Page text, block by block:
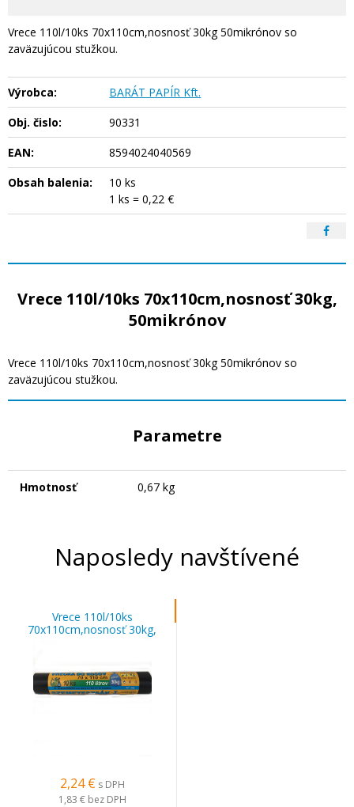
Vrece 110l/10ks 70x110cm,nosnosť 30kg 50mikrónov so
zaväzujúcou stužkou.
Výrobca:
BARÁT PAPÍR Kft.
Obj. čislo:
90331
EAN:
8594024040569
Obsah balenia:
10 ks
1 ks = 0,22 €
Vrece 110l/10ks 70x110cm,nosnosť 30kg,
50mikrónov
Vrece 110l/10ks 70x110cm,nosnosť 30kg 50mikrónov so
zaväzujúcou stužkou.
Parametre
Hmotnosť 0,67 kg
Naposledy navštívené
Vrece 110l/10ks
70x110cm,nosnosť 30kg,
2,24 € s DPH
1,83 € bez DPH